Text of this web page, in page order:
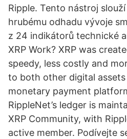
Ripple. Tento nástroj
hrubému odhadu vývoje
z 24 indikátorů technické
XRP Work? XRP was
speedy, less costly and
to both other digital
monetary payment
RippleNet’s ledger is
XRP Community, with
active member. Podívejte